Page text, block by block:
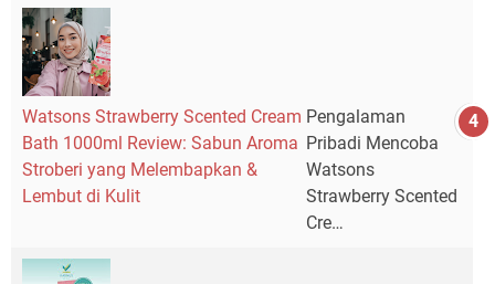
Watsons Strawberry Scented Cream
Bath 1000ml Review: Sabun Aroma
Stroberi yang Melembapkan &
Lembut di Kulit
Pengalaman
Pribadi Mencoba
Watsons
Strawberry Scented
Cre…